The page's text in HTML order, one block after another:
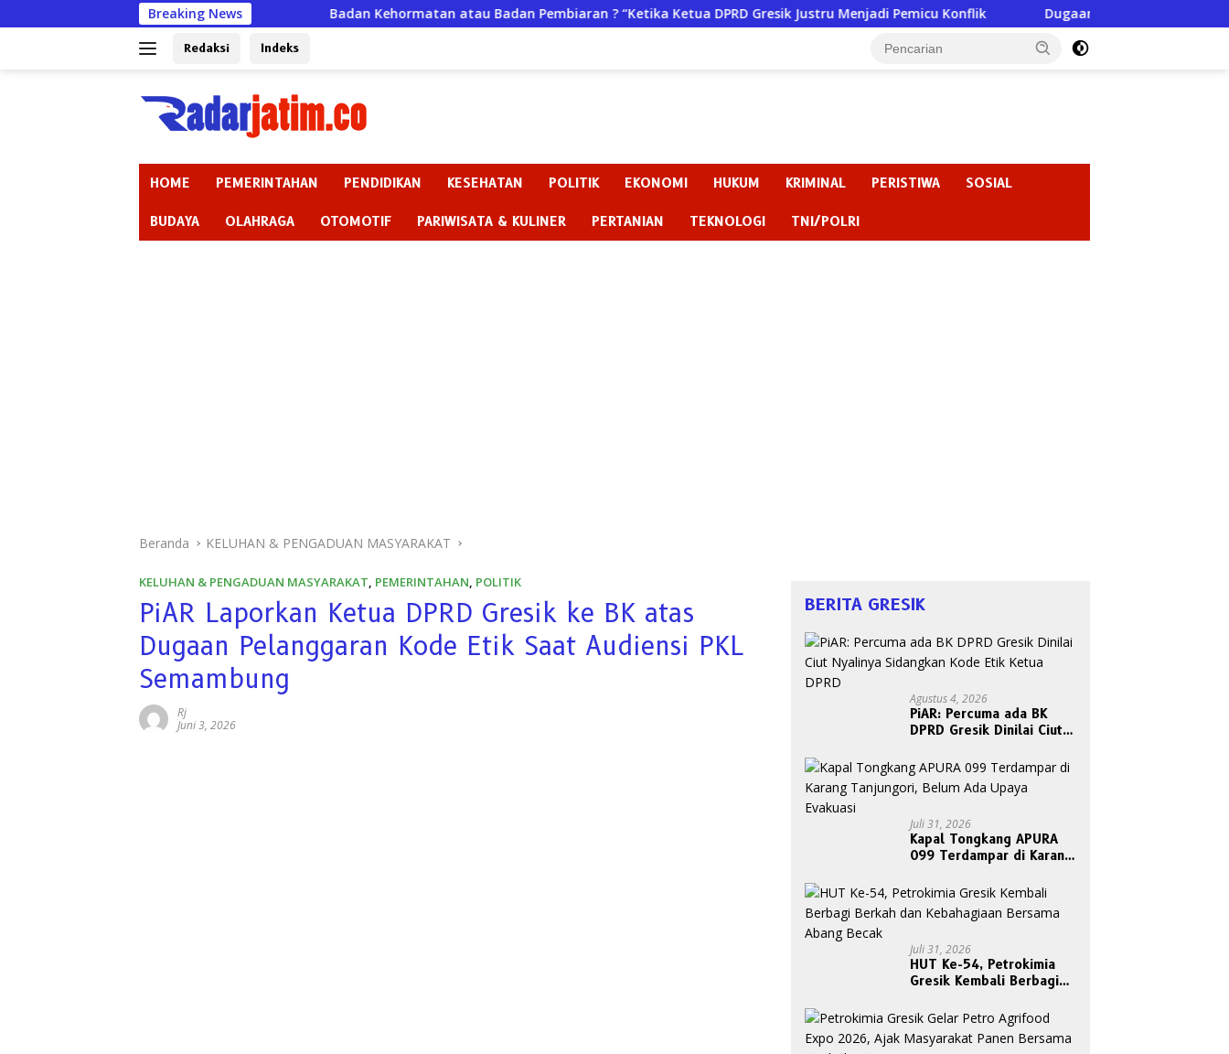
ke
Breaking NewsBadan Kehormatan atau Badan Pembiaran ? “Ketika Ketua DPRD Gresik Justru Menjadi Pemicu Konflik Dugaan Perundungan di SMPN 3 Gondang
Redaksi Indeks
HOME PEMERINTAHAN PENDIDIKAN KESEHATAN POLITIK EKONOMI HUKUM KRIMINAL PERISTIWA SOSIAL
BUDAYA OLAHRAGA OTOMOTIF PARIWISATA & KULINER PERTANIAN TEKNOLOGI TNI/POLRI
Beranda KELUHAN & PENGADUAN MASYARAKAT
KELUHAN & PENGADUAN MASYARAKAT, PEMERINTAHAN, POLITIK
PiAR Laporkan Ketua DPRD Gresik ke BK atas
Dugaan Pelanggaran Kode Etik Saat Audiensi PKL
Semambung
Rj
Juni 3, 2026
BERITA GRESIK
Agustus 4, 2026
PiAR: Percuma ada BK
DPRD Gresik Dinilai Ciut
Etik Ketua DPRD
Juli 31, 2026
Kapal Tongkang APURA
099 Terdampar di Karang
Upaya Evakuasi
Juli 31, 2026
HUT Ke-54, Petrokimia
Gresik Kembali Berbagi
Bersama Abang Becak